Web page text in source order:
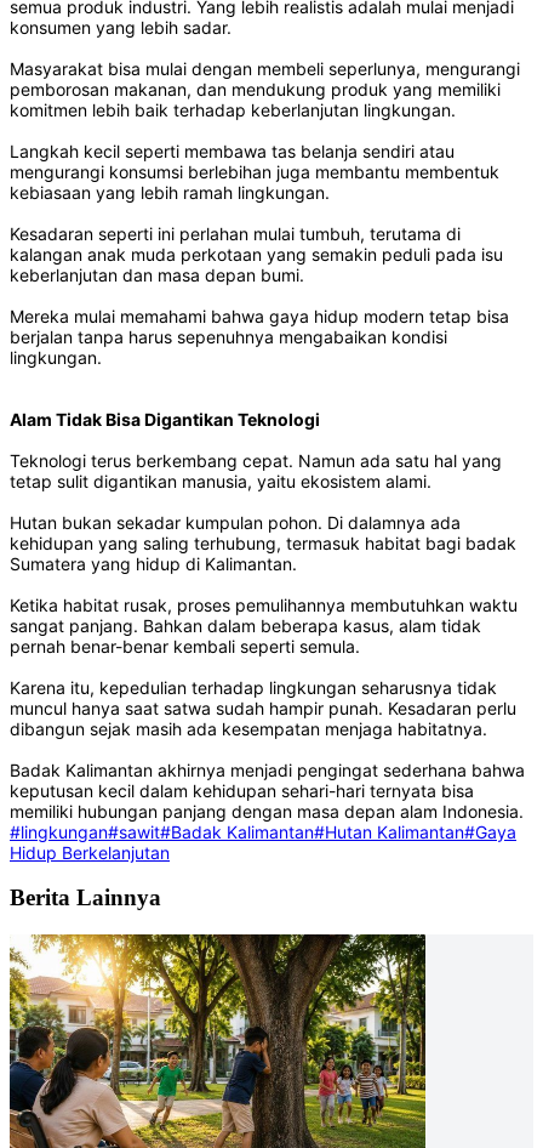
semua produk industri. Yang lebih realistis adalah mulai menjadi
konsumen yang lebih sadar.
Masyarakat bisa mulai dengan membeli seperlunya, mengurangi
pemborosan makanan, dan mendukung produk yang memiliki
komitmen lebih baik terhadap keberlanjutan lingkungan.
Langkah kecil seperti membawa tas belanja sendiri atau
mengurangi konsumsi berlebihan juga membantu membentuk
kebiasaan yang lebih ramah lingkungan.
Kesadaran seperti ini perlahan mulai tumbuh, terutama di
kalangan anak muda perkotaan yang semakin peduli pada isu
keberlanjutan dan masa depan bumi.
Mereka mulai memahami bahwa gaya hidup modern tetap bisa
berjalan tanpa harus sepenuhnya mengabaikan kondisi
lingkungan.
Alam Tidak Bisa Digantikan Teknologi
Teknologi terus berkembang cepat. Namun ada satu hal yang
tetap sulit digantikan manusia, yaitu ekosistem alami.
Hutan bukan sekadar kumpulan pohon. Di dalamnya ada
kehidupan yang saling terhubung, termasuk habitat bagi badak
Sumatera yang hidup di Kalimantan.
Ketika habitat rusak, proses pemulihannya membutuhkan waktu
sangat panjang. Bahkan dalam beberapa kasus, alam tidak
pernah benar-benar kembali seperti semula.
Karena itu, kepedulian terhadap lingkungan seharusnya tidak
muncul hanya saat satwa sudah hampir punah. Kesadaran perlu
dibangun sejak masih ada kesempatan menjaga habitatnya.
Badak Kalimantan akhirnya menjadi pengingat sederhana bahwa
keputusan kecil dalam kehidupan sehari-hari ternyata bisa
memiliki hubungan panjang dengan masa depan alam Indonesia.
#lingkungan#sawit#Badak Kalimantan#Hutan Kalimantan#Gaya
Hidup Berkelanjutan
Berita Lainnya